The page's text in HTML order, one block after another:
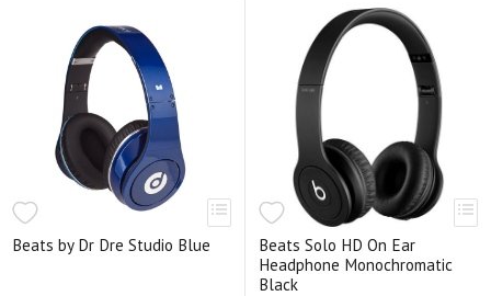
Beats by Dr Dre Studio Blue
Beats Solo HD On Ear
Headphone Monochromatic
Black